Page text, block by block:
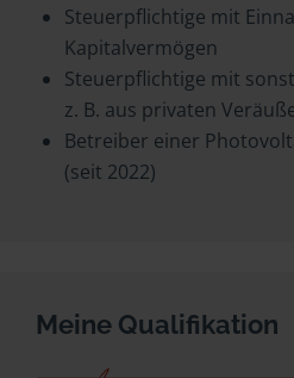
Steuerpflichtige mit
Kapitalvermögen
Steuerpflichtige mit
z. B. aus privaten
Betreiber einer
(seit 2022)
Meine Qualifikation